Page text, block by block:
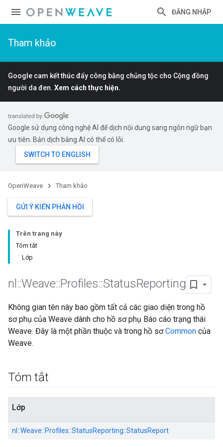
ĐĂNG NHẬP
Tham khảo
Google cam kết thúc đẩy công bằng chủng tộc cho Cộng đồng
người da đen. Xem cách thực hiện.
Google sử dụng công nghệ AI để dịch nội dung sang ngôn ngữ bạn
ưu tiên. Bản dịch bằng AI có thể có lỗi.
OpenWeave Tham khảo
GỬI Ý KIẾN PHẢN HỒI
Trên trang này
Tóm tắt
Lớp
nl ::Weave::Profiles::StatusReporting
Không gian tên này bao gồm tất cả các giao diện trong hồ
sơ phụ của Weave dành cho hồ sơ phụ Báo cáo trạng thái
Weave. Đây là một phần thuộc và trong hồ sơCommon của
Weave.
Tóm tắt
Lớp
nl::Weave::Profiles::StatusReporting::StatusReport